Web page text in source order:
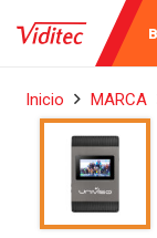
Inicio MARCA